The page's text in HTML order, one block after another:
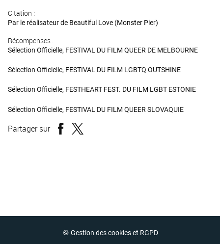
Citation :
Par le réalisateur de Beautiful Love (Monster Pier)
Récompenses :
Sélection Officielle, FESTIVAL DU FILM QUEER DE MELBOURNE
Sélection Officielle, FESTIVAL DU FILM LGBTQ OUTSHINE
Sélection Officielle, FESTHEART FEST. DU FILM LGBT ESTONIE
Sélection Officielle, FESTIVAL DU FILM QUEER SLOVAQUIE
Partager sur
🍪 Gestion des cookies et RGPD